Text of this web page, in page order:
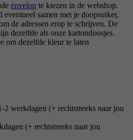
envelop te kiezen in de webshop.
eventueel samen met je doopsuiker,
de adressen erop te schrijven. De
dezelfde als onze kartondoosjes.
om dezelfde kleur te laten
2 werkdagen (+ rechtstreeks naar jou
(+ rechtstreeks naar jou